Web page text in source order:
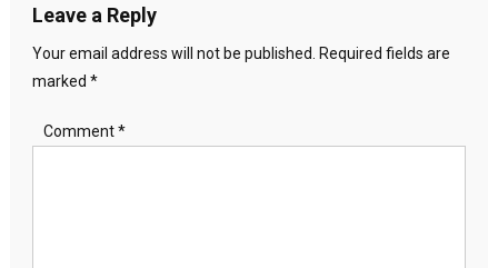
Leave a Reply
Your email address will not be published.
Required fields are
marked *
Comment*